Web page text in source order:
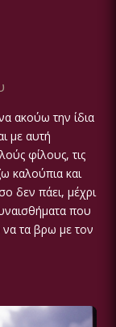
ακούω την ίδια
με αυτή
φίλους, τις
καλούπια και
δεν πάει, μέχρι
που
τα βρω με τον